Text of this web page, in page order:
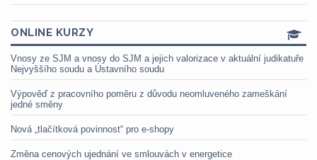
ONLINE KURZY
Vnosy ze SJM a vnosy do SJM a jejich valorizace v aktuální judikatuře
Nejvyššího soudu a Ústavního soudu
Výpověď z pracovního poměru z důvodu neomluveného zameškání
jedné směny
Nová „tlačítková povinnost“ pro e-shopy
Změna cenových ujednání ve smlouvách v energetice